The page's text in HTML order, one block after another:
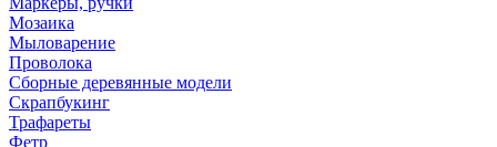
Мозаика
Мыловарение
Проволока
Сборные деревянные модели
Скрапбукинг
Трафареты
Фетр